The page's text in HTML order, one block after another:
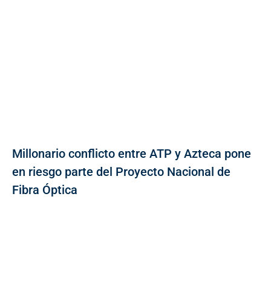
Millonario conflicto entre ATP y Azteca pone
en riesgo parte del Proyecto Nacional de
Fibra Óptica